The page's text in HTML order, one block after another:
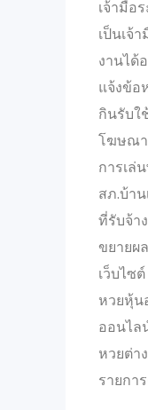
เจ้ามือ
เป็นเจ้
งานได้
แจ้งข้อ
กินรับใ
โฆษณา
การเล่
สภ.บ้า
ที่รับจ้า
ขยายผ
เว็บไซ
หวยหุ้น
ออนไล
หวยต่า
รายกา